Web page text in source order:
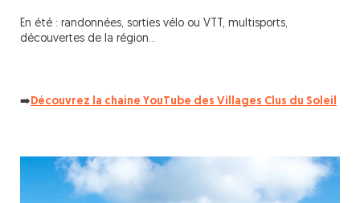
En été : randonnées, sorties vélo ou VTT, multisports,
découvertes de la région…
➡️Découvrez la chaine YouTube des Villages Clus du Soleil